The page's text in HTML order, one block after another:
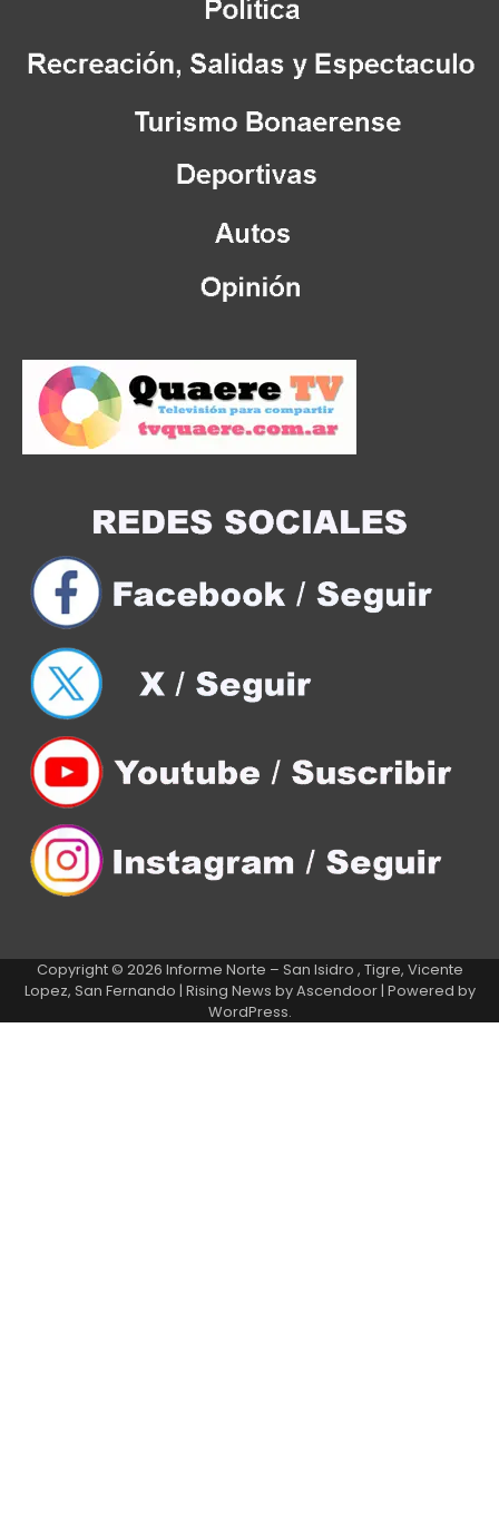
Copyright © 2026 Informe Norte – San Isidro , Tigre, Vicente
Lopez, San Fernando | Rising News byAscendoor| Powered by
WordPress.